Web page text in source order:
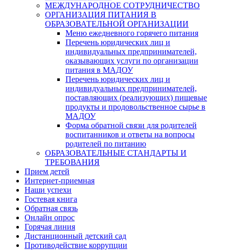
МЕЖДУНАРОДНОЕ СОТРУДНИЧЕСТВО
ОРГАНИЗАЦИЯ ПИТАНИЯ В
ОБРАЗОВАТЕЛЬНОЙ ОРГАНИЗАЦИИ
Меню ежедневного горячего питания
Перечень юридических лиц и
индивидуальных предпринимателей,
оказывающих услуги по организации
питания в МАДОУ
Перечень юридических лиц и
индивидуальных предпринимателей,
поставляющих (реализующих) пищевые
продукты и продовольственное сырье в
МАДОУ
Форма обратной связи для родителей
воспитанников и ответы на вопросы
родителей по питанию
ОБРАЗОВАТЕЛЬНЫЕ СТАНДАРТЫ И
ТРЕБОВАНИЯ
Прием детей
Интернет-приемная
Наши успехи
Гостевая книга
Обратная связь
Онлайн опрос
Горячая линия
Дистанционный детский сад
Противодействие коррупции